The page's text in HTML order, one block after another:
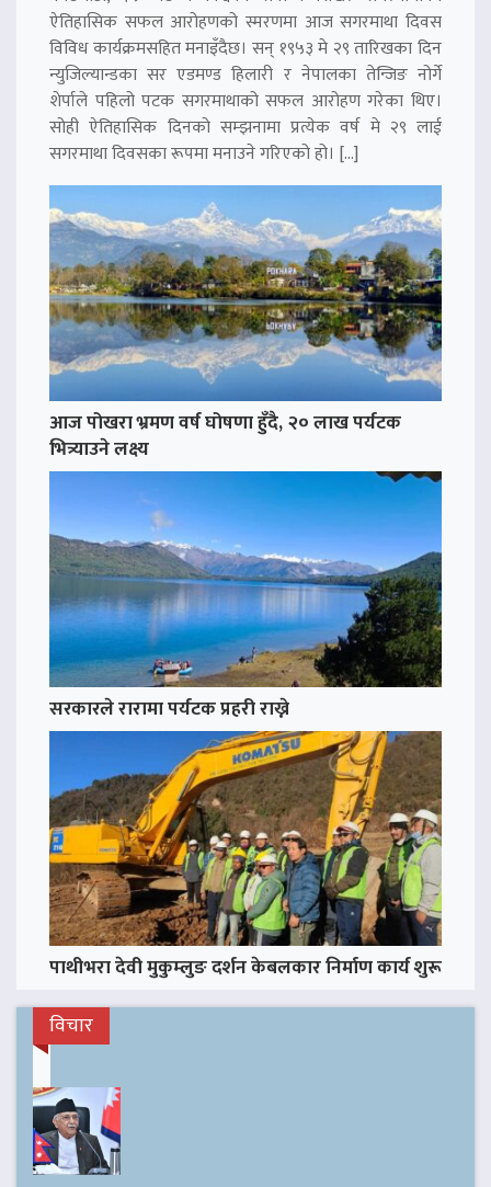
ऐतिहासिक सफल आरोहणको स्मरणमा आज सगरमाथा दिवस
विविध कार्यक्रमसहित मनाइँदैछ। सन् १९५३ मे २९ तारिखका दिन
न्युजिल्यान्डका सर एडमण्ड हिलारी र नेपालका तेन्जिङ नोर्गे
शेर्पाले पहिलो पटक सगरमाथाको सफल आरोहण गरेका थिए।
सोही ऐतिहासिक दिनको सम्झनामा प्रत्येक वर्ष मे २९ लाई
सगरमाथा दिवसका रूपमा मनाउने गरिएको हो। […]
आज पोखरा भ्रमण वर्ष घोषणा हुँदै, २० लाख पर्यटक
भित्र्याउने लक्ष्य
सरकारले रारामा पर्यटक प्रहरी राख्ने
पाथीभरा देवी मुकुम्लुङ दर्शन केबलकार निर्माण कार्य शुरू
विचार